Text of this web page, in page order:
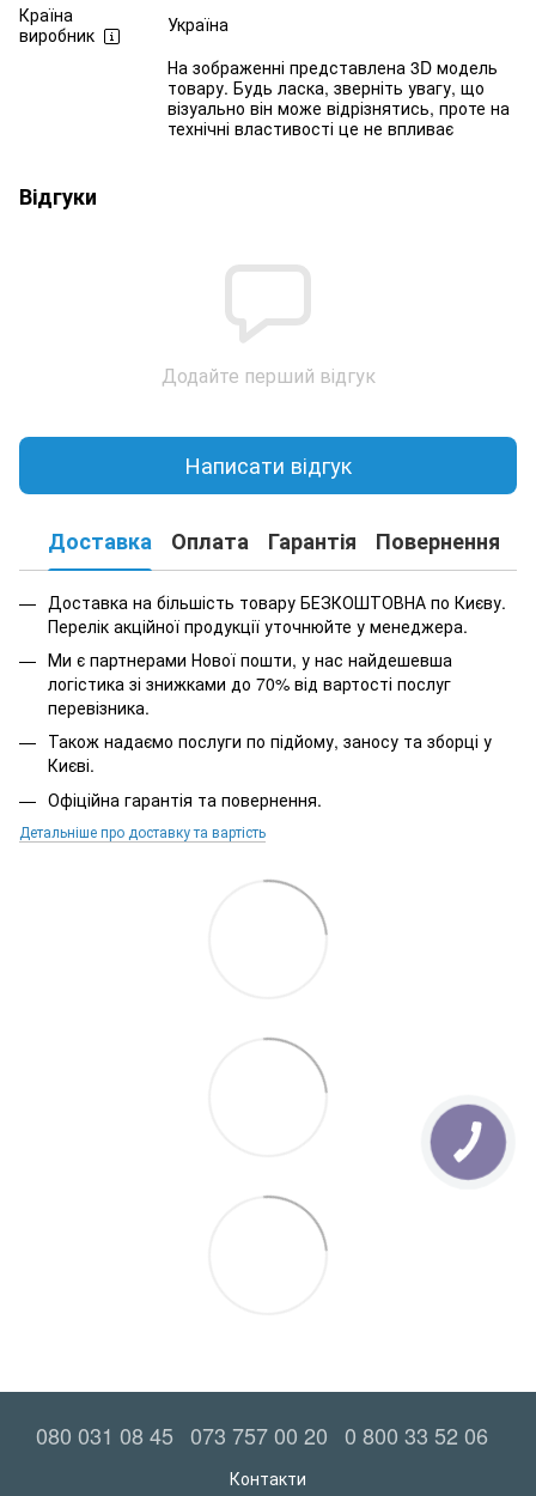
Країна
виробник
Україна
На зображенні представлена 3D модель
товару. Будь ласка, зверніть увагу, що
візуально він може відрізнятись, проте на
технічні властивості це не впливає
Відгуки
Додайте перший відгук
Написати відгук
Доставка Оплата Гарантія Повернення
Доставка на більшість товару БЕЗКОШТОВНА по Києву.
Перелік акційної продукції уточнюйте у менеджера.
Ми є партнерами Нової пошти, у нас найдешевша
логістика зі знижками до 70% від вартості послуг
перевізника.
Також надаємо послуги по підйому, заносу та зборці у
Києві.
Офіційна гарантія та повернення.
Детальніше про доставку та вартість
080 031 08 45 073 757 00 20 0 800 33 52 06
Контакти